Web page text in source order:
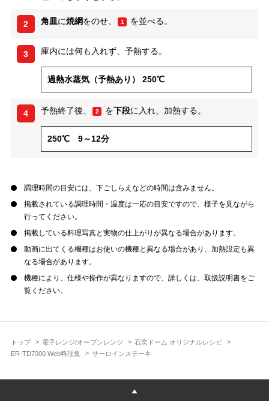
トップ 電子レンジ/オーブンレンジ
石窯ドーム オリジナルレシピ
ER-TD7000 Web料理集
サーロインステーキ
2 角皿に焼網をのせ、 1 を並べる。
3 庫内には何も入れず、予熱する。
過熱水蒸気（予熱あり） 250℃
4 予熱終了後、 2 を下段に入れ、加熱する。
250℃ 9～12分
調理時間の目安には、下ごしらえなどの時間は含みません。
掲載されている調理時間・温度は一応の目安ですので、様子を見ながら
行ってください。
掲載している料理写真と実物の仕上がりが異なる場合があります。
動画に出てくる機種はお使いの機種と異なる場合があり、加熱設定も異
なる場合があります。
機種により、仕様や操作が異なりますので、詳しくは、取扱説明書をご
覧ください。